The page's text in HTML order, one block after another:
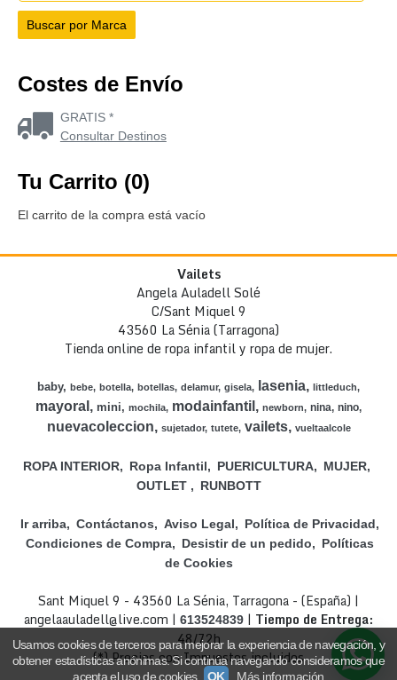
Costes de Envío
GRATIS *
Consultar Destinos
Tu Carrito (0)
El carrito de la compra está vacío
Vailets
Angela Auladell Solé
C/Sant Miquel 9
43560 La Sénia (Tarragona)
Tienda online de ropa infantil y ropa de mujer.
baby bebe botella botellas delamur gisela lasenia littleduch
mayoral mini mochila modainfantil newborn nina nino
nuevacoleccion sujetador tutete vailets vueltaalcole
ROPA INTERIOR Ropa Infantil PUERICULTURA
MUJER
OUTLET
RUNBOTT
Ir arriba Contáctanos Aviso Legal
Política de Privacidad
Condiciones de Compra
Desistir de un pedido
Políticas
de Cookies
Sant Miquel 9 - 43560 La Sénia, Tarragona - (España) |
angelaauladell@live.com | 613524839 | Tiempo de Entrega:
48/72h
(*) Precios con Impuestos incluidos
Usamos cookies de terceros para mejorar la experiencia de navegación, y
obtener estadísticas anónimas. Si continúa navegando consideramos que
acepta el uso de cookies.
OK Más información